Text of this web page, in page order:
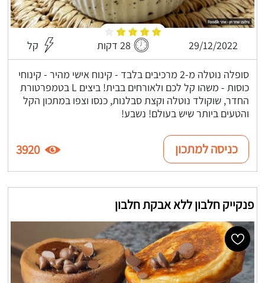
29/12/2022 28 דקות קל
סופלה נוטלה מ-2 מרכיבים בלבד - קינוח אישי מהיר - קינוחי
כוסות - משהו קל לכם ולאורחים בבית! ביצים L בטמפרטורת
החדר, שוקולד נוטלה וקצת סבלנות, כנסו וצפו במתכון הקל
והטעים ביותר שיש בעולם! נשבע!
כניסה למתכון 3920
פנקייק חלבון ללא אבקת חלבון